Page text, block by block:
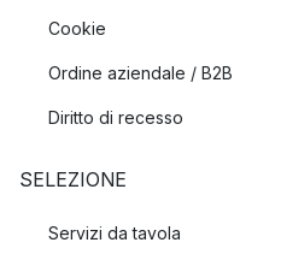
Cookie
Ordine aziendale / B2B
Diritto di recesso
SELEZIONE
Servizi da tavola